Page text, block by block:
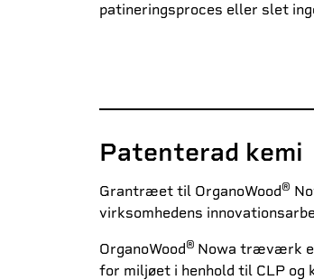
patineringsproces eller slet
Patenterad kemi
Grantræet til OrganoWood®
virksomhedens
OrganoWood® Nowa træværk
for miljøet i henhold til CLP